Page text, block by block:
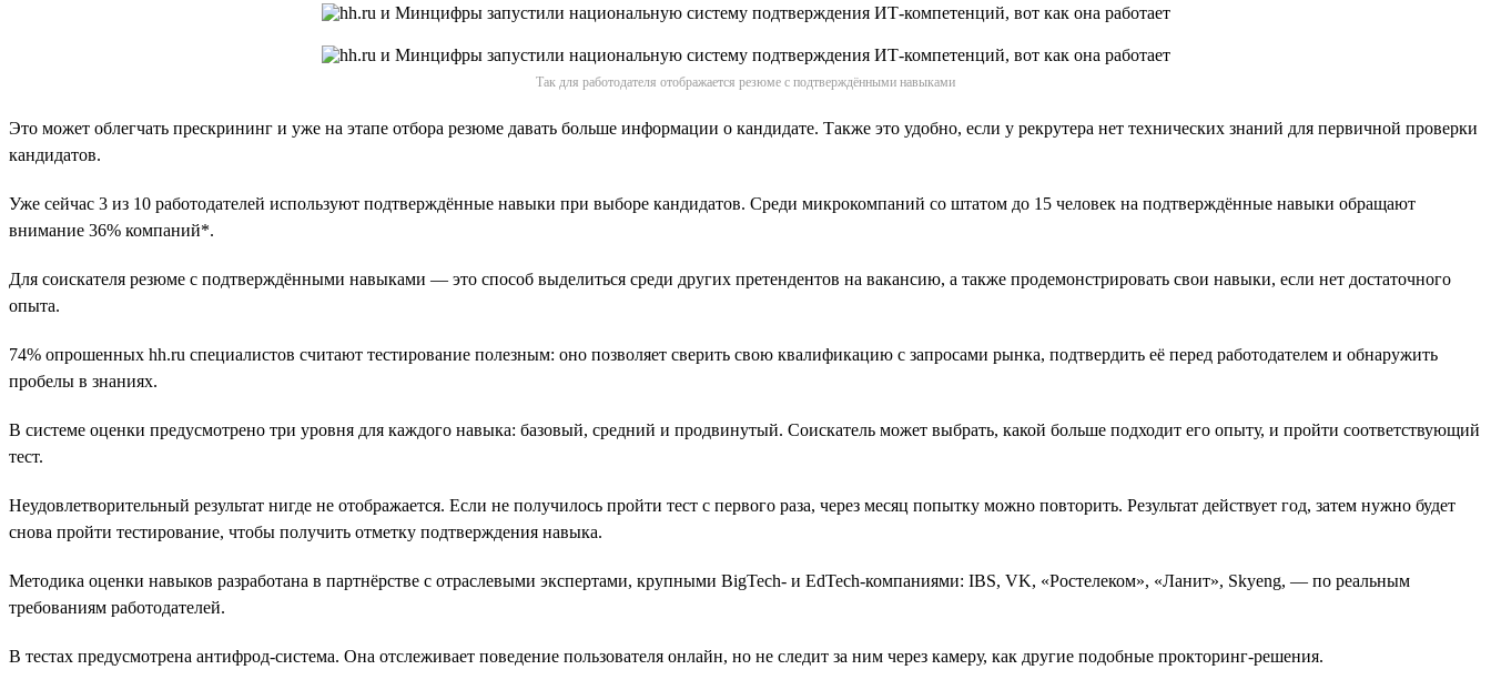
Так для работодателя отображается резюме с подтверждёнными навыками
Это может облегчать прескрининг и уже на этапе отбора резюме давать больше информации о кандидате. Также это удобно, если у рекрутера нет технических знаний для первичной проверки
кандидатов.
Уже сейчас 3 из 10 работодателей используют подтверждённые навыки при выборе кандидатов. Среди микрокомпаний со штатом до 15 человек на подтверждённые навыки обращают
внимание 36% компаний*.
Для соискателя резюме с подтверждёнными навыками — это способ выделиться среди других претендентов на вакансию, а также продемонстрировать свои навыки, если нет достаточного
опыта.
74% опрошенных hh.ru специалистов считают тестирование полезным: оно позволяет сверить свою квалификацию с запросами рынка, подтвердить её перед работодателем и обнаружить
пробелы в знаниях.
В системе оценки предусмотрено три уровня для каждого навыка: базовый, средний и продвинутый. Соискатель может выбрать, какой больше подходит его опыту, и пройти соответствующий
тест.
Неудовлетворительный результат нигде не отображается. Если не получилось пройти тест с первого раза, через месяц попытку можно повторить. Результат действует год, затем нужно будет
снова пройти тестирование, чтобы получить отметку подтверждения навыка.
Методика оценки навыков разработана в партнёрстве с отраслевыми экспертами, крупными BigTech- и EdTech-компаниями: IBS, VK, «Ростелеком», «Ланит», Skyeng, — по реальным
требованиям работодателей.
В тестах предусмотрена антифрод-система. Она отслеживает поведение пользователя онлайн, но не следит за ним через камеру, как другие подобные прокторинг-решения.